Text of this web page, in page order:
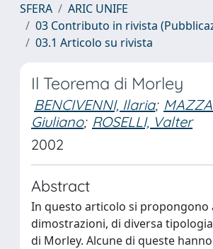
SFERA
ARIC UNIFE
03 Contributo in rivista
03.1 Articolo su rivista
Il Teorema di Morley
BENCIVENNI, Ilaria;
Giuliano; ROSELLI, Valter
2002
Abstract
In questo articolo si propongono
dimostrazioni, di diversa
di Morley. Alcune di queste